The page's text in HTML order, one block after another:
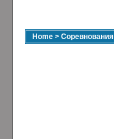
Home > Соревнования